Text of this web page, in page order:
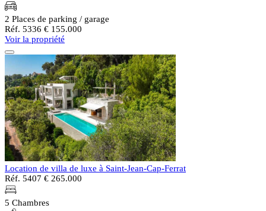
2 Places de parking / garage
Réf. 5336 € 155.000
Voir la propriété
Location de villa de luxe à Saint-Jean-Cap-Ferrat
Réf. 5407 € 265.000
5 Chambres